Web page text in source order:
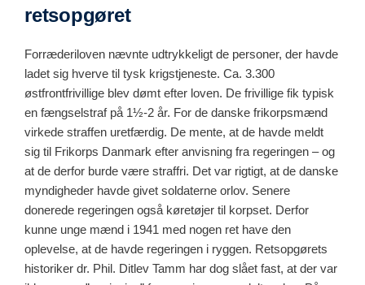
retsopgøret
Forræderiloven nævnte udtrykkeligt de personer, der havde
ladet sig hverve til tysk krigstjeneste. Ca. 3.300
østfrontfrivillige blev dømt efter loven. De frivillige fik typisk
en fængselstraf på 1½-2 år. For de danske frikorpsmænd
virkede straffen uretfærdig. De mente, at de havde meldt
sig til Frikorps Danmark efter anvisning fra regeringen – og
at de derfor burde være straffri. Det var rigtigt, at de danske
myndigheder havde givet soldaterne orlov. Senere
donerede regeringen også køretøjer til korpset. Derfor
kunne unge mænd i 1941 med nogen ret have den
oplevelse, at de havde regeringen i ryggen. Retsopgørets
historiker dr. Phil. Ditlev Tamm har dog slået fast, at der var